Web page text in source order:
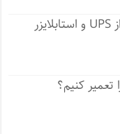
تعمیر کنیم؟